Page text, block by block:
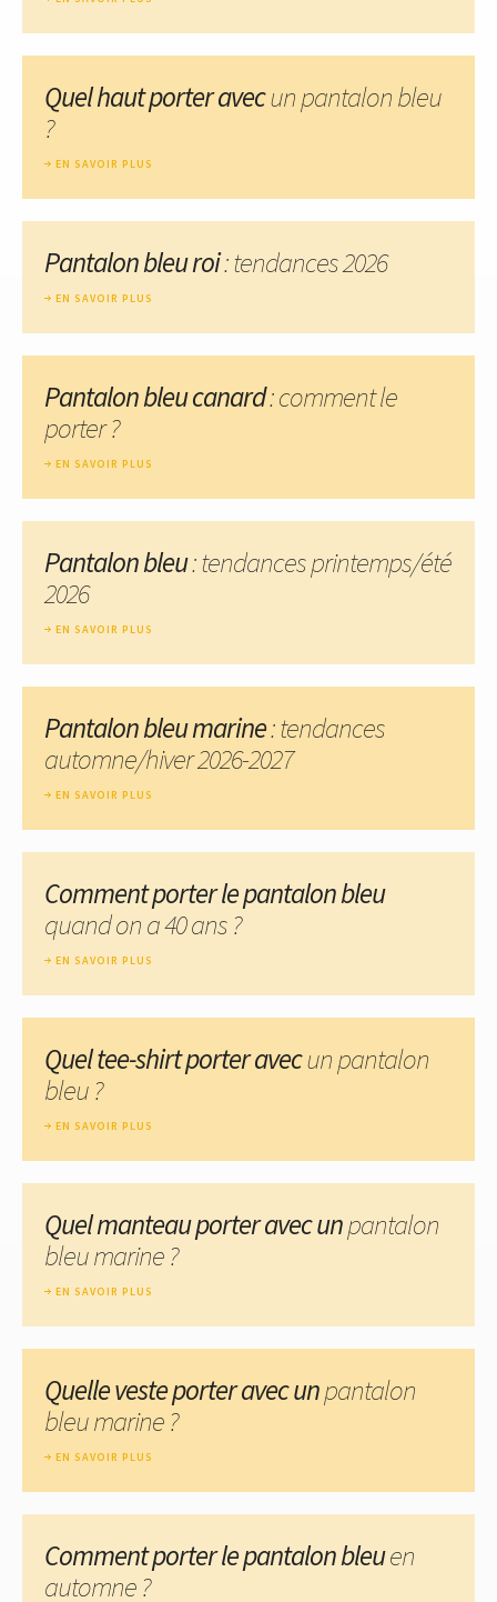
Quel haut porter avecun pantalon bleu
?
EN SAVOIR PLUS
Pantalon bleu roi: tendances 2026
EN SAVOIR PLUS
Pantalon bleu canard: comment le
porter ?
EN SAVOIR PLUS
Pantalon bleu: tendances printemps/été
2026
EN SAVOIR PLUS
Pantalon bleu marine: tendances
automne/hiver 2026-2027
EN SAVOIR PLUS
Comment porter le pantalon bleu
quand on a 40 ans ?
EN SAVOIR PLUS
Quel tee-shirt porter avecun pantalon
bleu ?
EN SAVOIR PLUS
Quel manteau porter avec unpantalon
bleu marine ?
EN SAVOIR PLUS
Quelle veste porter avec unpantalon
bleu marine ?
EN SAVOIR PLUS
Comment porter le pantalon bleuen
automne ?